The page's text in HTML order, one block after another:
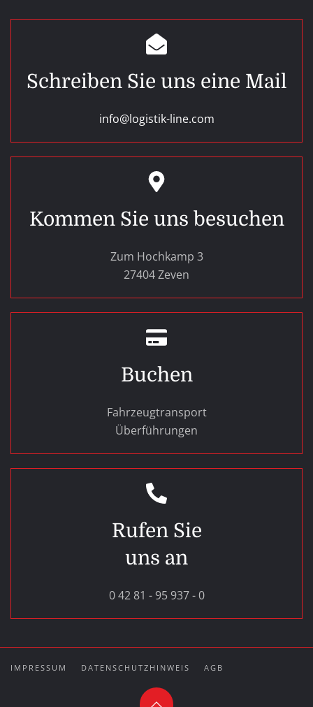
Schreiben Sie uns eine Mail
info@logistik-line.com
Kommen Sie uns besuchen
Zum Hochkamp 3
27404 Zeven
Buchen
Fahrzeugtransport
Überführungen
Rufen Sie
uns an
0 42 81 - 95 937 - 0
IMPRESSUM DATENSCHUTZHINWEIS AGB